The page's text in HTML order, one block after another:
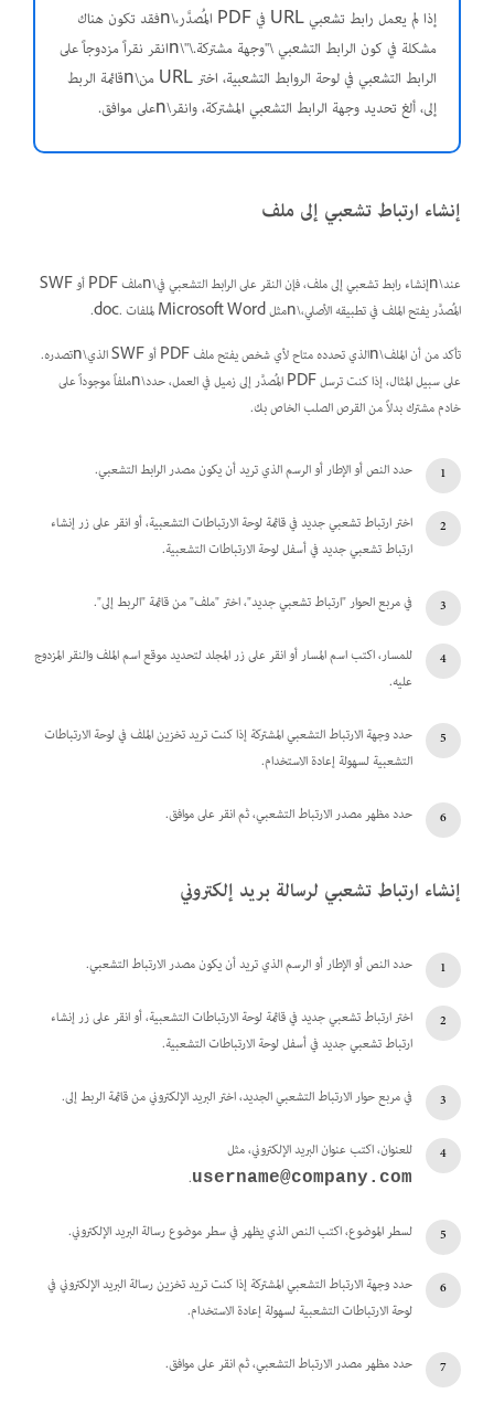
إذا لم يعمل رابط تشعبي URL في PDF المُصدَّر،\nفقد تكون هناك
مشكلة في كون الرابط التشعبي \"وجهة مشتركة.\"\nانقر نقراً مزدوجاً على
الرابط التشعبي في لوحة الروابط التشعبية، اختر URL من\nقائمة الربط
إلى، ألغ تحديد وجهة الرابط التشعبي المشتركة، وانقر\nعلى موافق.
إنشاء ارتباط تشعبي إلى ملف
عند\nإنشاء رابط تشعبي إلى ملف، فإن النقر على الرابط التشعبي في\nملف PDF أو SWF
المُصدَّر يفتح الملف في تطبيقه الأصلي،\nمثل Microsoft Word لملفات .doc.
تأكد من أن الملف\nالذي تحدده متاح لأي شخص يفتح ملف PDF أو SWF الذي\nتصدره.
على سبيل المثال، إذا كنت ترسل PDF المُصدَّر إلى زميل في العمل، حدد\nملفاً موجوداً على
خادم مشترك بدلاً من القرص الصلب الخاص بك.
حدد النص أو الإطار أو الرسم الذي تريد أن يكون مصدر الرابط التشعبي.
اختر ارتباط تشعبي جديد في قائمة لوحة الارتباطات التشعبية، أو انقر على زر إنشاء
ارتباط تشعبي جديد في أسفل لوحة الارتباطات التشعبية.
في مربع الحوار "ارتباط تشعبي جديد"، اختر "ملف" من قائمة "الربط إلى".
للمسار، اكتب اسم المسار أو انقر على زر المجلد لتحديد موقع اسم الملف والنقر المزدوج
عليه.
حدد وجهة الارتباط التشعبي المشتركة إذا كنت تريد تخزين الملف في لوحة الارتباطات
التشعبية لسهولة إعادة الاستخدام.
حدد مظهر مصدر الارتباط التشعبي، ثم انقر على موافق.
إنشاء ارتباط تشعبي لرسالة بريد إلكتروني
حدد النص أو الإطار أو الرسم الذي تريد أن يكون مصدر الارتباط التشعبي.
اختر ارتباط تشعبي جديد في قائمة لوحة الارتباطات التشعبية، أو انقر على زر إنشاء
ارتباط تشعبي جديد في أسفل لوحة الارتباطات التشعبية.
في مربع حوار الارتباط التشعبي الجديد، اختر البريد الإلكتروني من قائمة الربط إلى.
للعنوان، اكتب عنوان البريد الإلكتروني، مثل
username@company.com
.
لسطر الموضوع، اكتب النص الذي يظهر في سطر موضوع رسالة البريد الإلكتروني.
حدد وجهة الارتباط التشعبي المشتركة إذا كنت تريد تخزين رسالة البريد الإلكتروني في
لوحة الارتباطات التشعبية لسهولة إعادة الاستخدام.
حدد مظهر مصدر الارتباط التشعبي، ثم انقر على موافق.